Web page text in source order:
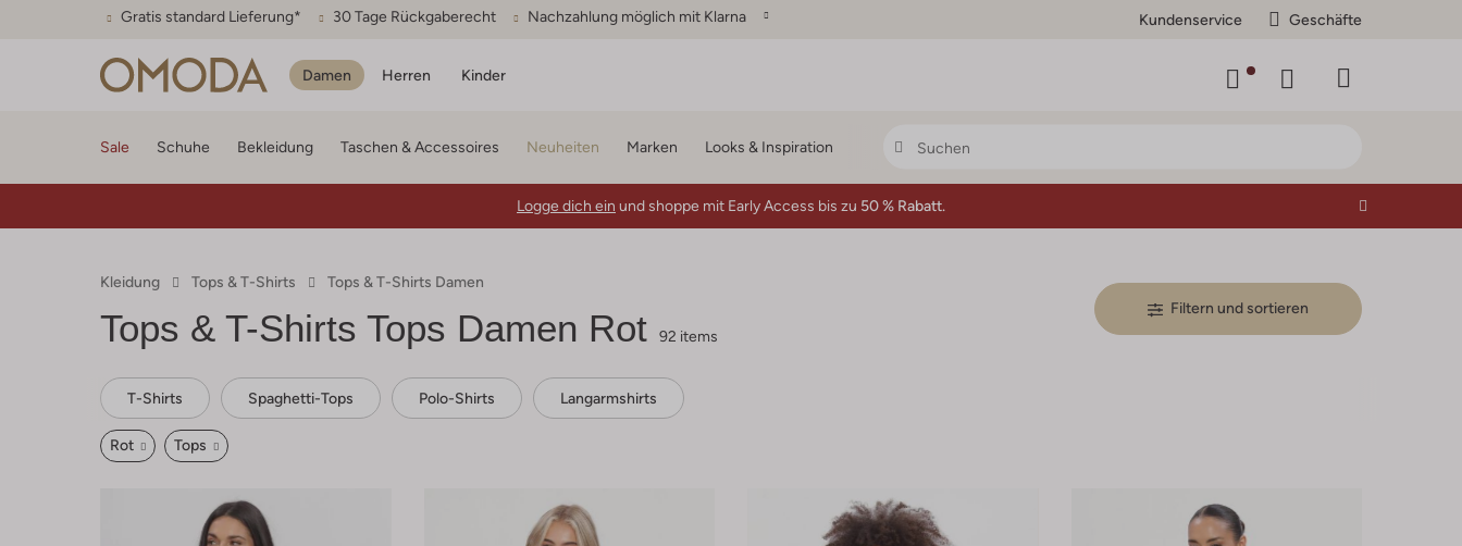
Gratis standard Lieferung* 30 Tage Rückgaberecht Nachzahlung möglich mit Klarna Kundenservice Geschäfte
Damen Herren Kinder
Sale Schuhe Bekleidung Taschen & Accessoires Neuheiten Marken Looks & Inspiration
Logge dich ein und shoppe mit Early Access bis zu 50 % Rabatt.
Kleidung Tops & T-Shirts Tops & T-Shirts Damen
Tops & T-Shirts Tops Damen Rot 92 items
Filtern und sortieren
T-Shirts Spaghetti-Tops Polo-Shirts Langarmshirts
Rot Tops